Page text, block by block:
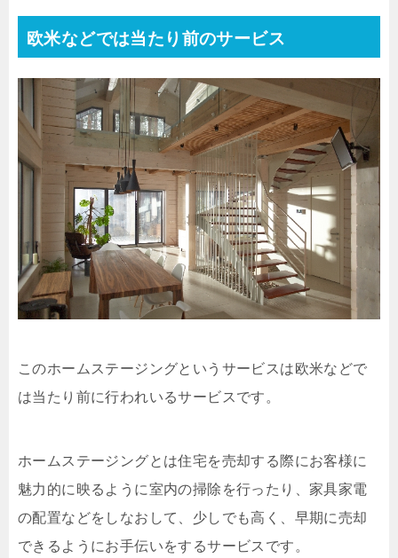
欧米などでは当たり前のサービス
このホームステージングというサービスは欧米などで
は当たり前に行われいるサービスです。
ホームステージングとは住宅を売却する際にお客様に
魅力的に映るように室内の掃除を行ったり、家具家電
の配置などをしなおして、少しでも高く、早期に売却
できるようにお手伝いをするサービスです。